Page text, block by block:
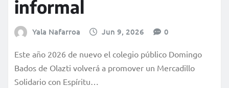
informal
Yala Nafarroa Jun 9, 2026 0
Este año 2026 de nuevo el colegio público Domingo
Bados de Olazti volverá a promover un Mercadillo
Solidario con Espíritu…